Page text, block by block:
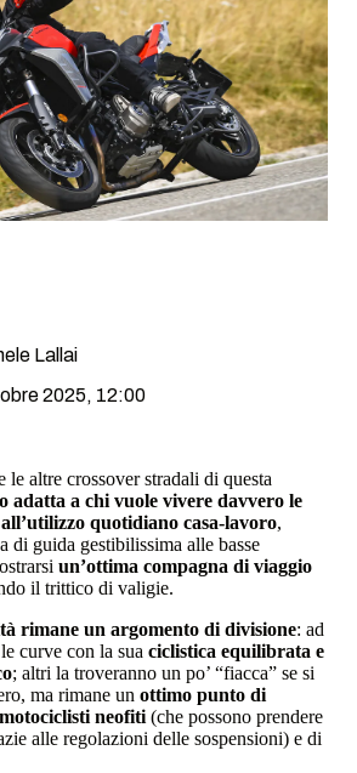
Lallai
2025, 12:00
le altre crossover stradali di questa
adatta a chi vuole vivere davvero le
all’utilizzo quotidiano casa-lavoro,
di guida gestibilissima alle basse
un’ottima compagna di viaggio
il trittico di valigie.
rimane un argomento di divisione: ad
curve con la sua ciclistica equilibrata e
; altri la troveranno un po’ “fiacca” se si
ma rimane un ottimo punto di
neofiti (che possono prendere
alle regolazioni delle sospensioni) e di